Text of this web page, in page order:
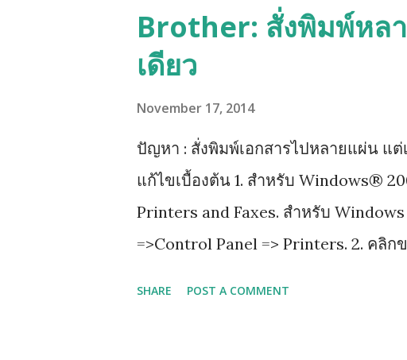
Brother: สั่งพิมพ์หล
เดียว
November 17, 2014
ปัญหา : สั่งพิมพ์เอกสารไปหลายแผ่น แ
แก้ไขเบื้องต้น 1. สำหรับ Windows®
Printers and Faxes. สำหรับ
=>Control Panel => Printers. 2. คลิก
SHARE POST A COMMENT